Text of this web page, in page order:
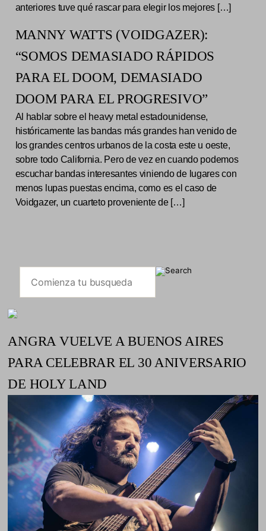
anteriores tuve qué rascar para elegir los mejores […]
MANNY WATTS (VOIDGAZER):
“SOMOS DEMASIADO RÁPIDOS
PARA EL DOOM, DEMASIADO
DOOM PARA EL PROGRESIVO”
Al hablar sobre el heavy metal estadounidense,
históricamente las bandas más grandes han venido de
los grandes centros urbanos de la costa este u oeste,
sobre todo California. Pero de vez en cuando podemos
escuchar bandas interesantes viniendo de lugares con
menos lupas puestas encima, como es el caso de
Voidgazer, un cuarteto proveniente de […]
ANGRA VUELVE A BUENOS AIRES
PARA CELEBRAR EL 30 ANIVERSARIO
DE HOLY LAND